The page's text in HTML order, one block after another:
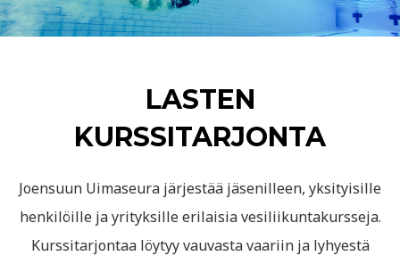
LASTEN
KURSSITARJONTA
Joensuun Uimaseura järjestää jäsenilleen, yksityisille
henkilöille ja yrityksille erilaisia vesiliikuntakursseja.
Kurssitarjontaa löytyy vauvasta vaariin ja lyhyestä